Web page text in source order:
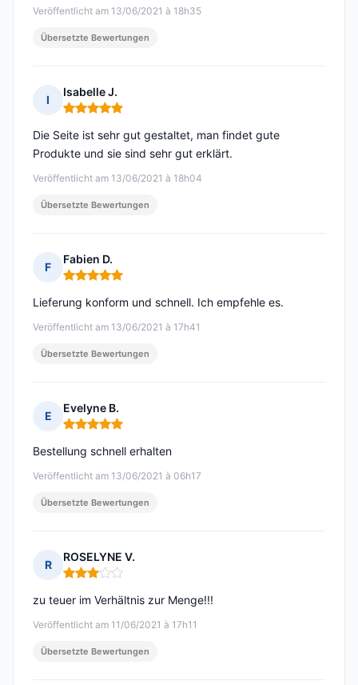
Veröffentlicht am 13/06/2021 à 18h35
Übersetzte Bewertungen
I
Isabelle J.
Hinweis: 5 von 5
Veröffentlicht am 13/06/2021 à 18h04
Die Seite ist sehr gut gestaltet, man findet gute
Produkte und sie sind sehr gut erklärt.
Übersetzte Bewertungen
F
Fabien D.
Hinweis: 5 von 5
Veröffentlicht am 13/06/2021 à 17h41
Lieferung konform und schnell. Ich empfehle es.
Übersetzte Bewertungen
E
Evelyne B.
Hinweis: 5 von 5
Veröffentlicht am 13/06/2021 à 06h17
Bestellung schnell erhalten
Übersetzte Bewertungen
R
ROSELYNE V.
Hinweis: 3 von 5
Veröffentlicht am 11/06/2021 à 17h11
zu teuer im Verhältnis zur Menge!!!
Übersetzte Bewertungen